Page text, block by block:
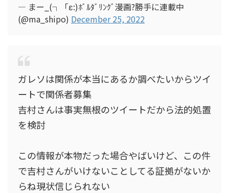
— まー_(┐「ε:)ﾎﾞﾙﾀﾞﾘﾝｸﾞ漫画?勝手に連載中
(@ma_shipo) December 25, 2022
ガレソは関係が本当にあるか調べたいからツイ
ートで関係者募集
吉村さんは事実無根のツイートだから法的処置
を検討
この情報が本物だった場合やばいけど、この件
で吉村さんがいけないことしてる証拠がないか
らね現状信じられない